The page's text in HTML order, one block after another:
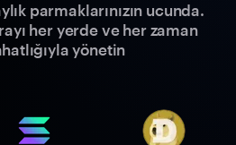
parmaklarınızın ucunda.
her yerde ve her zaman
yönetin